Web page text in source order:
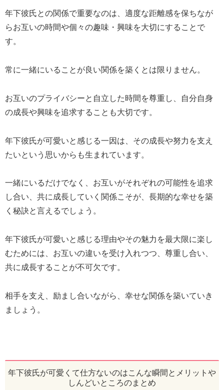
年下彼氏との関係で重要なのは、適度な距離感を保ちなが
らお互いの時間や個々の趣味・興味を大切にすることで
す。
常に一緒にいることが良い関係を築くとは限りません。
お互いのプライバシーと自立した時間を尊重し、自分自身
の成長や興味を追求することも大切です。
年下彼氏が可愛いと感じる一因は、その成長や努力を支え
たいという思いからも生まれています。
一緒にいるだけでなく、お互いがそれぞれの可能性を追求
し合い、共に成長していく関係こそが、長期的な幸せを築
く秘訣と言えるでしょう。
年下彼氏が可愛いと感じる理由やその魅力を最大限に楽し
むためには、お互いの違いを受け入れつつ、尊重し合い、
共に成長することが不可欠です。
相手を支え、励まし合いながら、幸せな関係を築いていき
ましょう。
年下彼氏が可愛くて仕方ないのはこんな瞬間とメリットや
しんどいところのまとめ